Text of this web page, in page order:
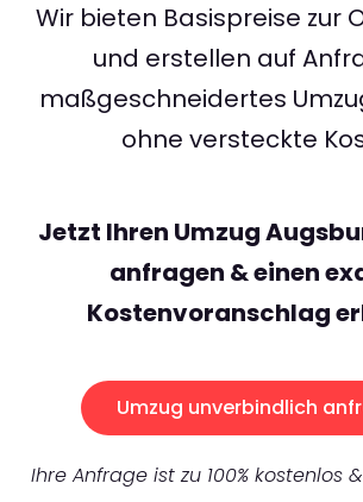
Wir bieten Basispreise zur
und erstellen auf
maßgeschneidertes
ohne versteckte
Jetzt Ihren Umzug
anfragen & einen
Kostenvoranschlag
Umzug unverbindlich
Ihre Anfrage ist zu 100% kostenlos